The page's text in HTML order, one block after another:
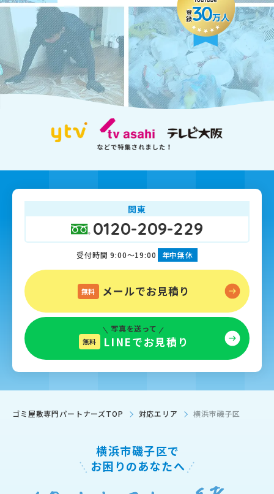
登録30万人
関東
0120-209-229
受付時間 9:00～19:00 年中無休
無料 メールでお見積り
写真を送って
無料 LINEでお見積り
ゴミ屋敷専門パートナーズTOP 対応エリア 横浜市磯子区
横浜市磯子区で
お困りのあなたへ